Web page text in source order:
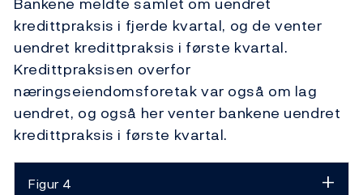
kredittpraksis i fjerde kvartal, og de venter
uendret kredittpraksis i første kvartal.
Kredittpraksisen overfor
næringseiendomsforetak var også om lag
uendret, og også her venter bankene uendret
kredittpraksis i første kvartal.
Figur 4